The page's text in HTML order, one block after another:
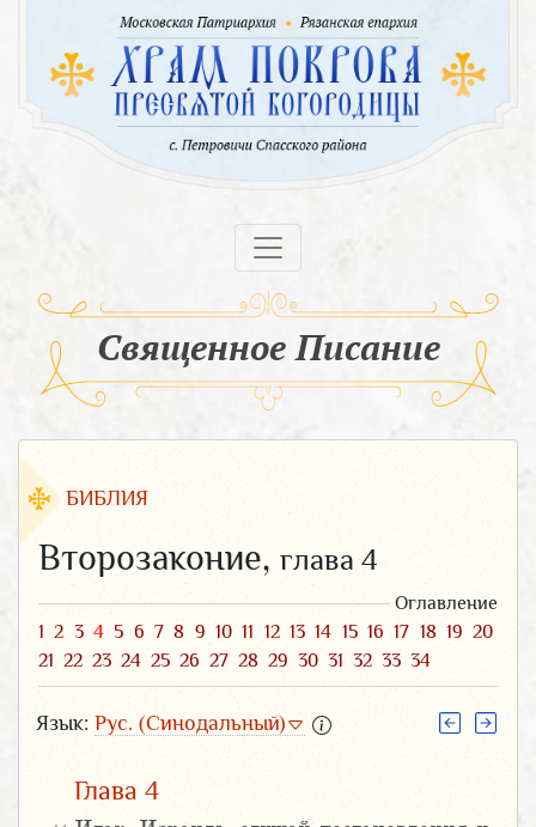
Священное Писание
БИБЛИЯ
Второзаконие, глава 4
Оглавление
1 2 3 4 5 6 7 8 9 10 11 12 13 14 15 16 17 18 19 20
21 22 23 24 25 26 27 28 29 30 31 32 33 34
Язык: Рус. (Синодальный)
Глава 4